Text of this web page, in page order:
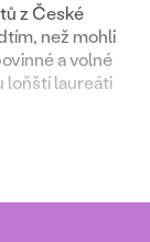
z České
než mohli
a volné
loňští laureáti